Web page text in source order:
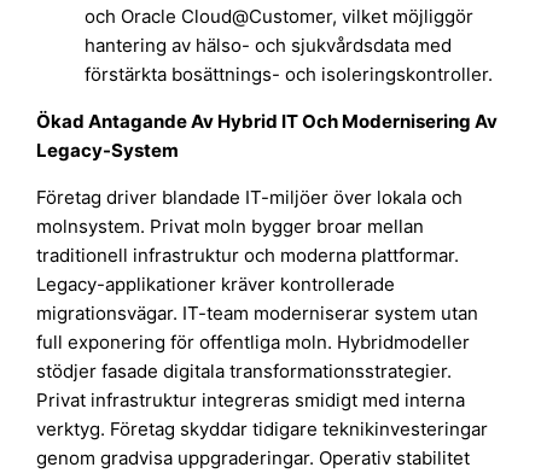
och Oracle Cloud@Customer, vilket möjliggör
hantering av hälso- och sjukvårdsdata med
förstärkta bosättnings- och isoleringskontroller.
Ökad Antagande Av Hybrid IT Och Modernisering Av
Legacy-System
Företag driver blandade IT-miljöer över lokala och
molnsystem. Privat moln bygger broar mellan
traditionell infrastruktur och moderna plattformar.
Legacy-applikationer kräver kontrollerade
migrationsvägar. IT-team moderniserar system utan
full exponering för offentliga moln. Hybridmodeller
stödjer fasade digitala transformationsstrategier.
Privat infrastruktur integreras smidigt med interna
verktyg. Företag skyddar tidigare teknikinvesteringar
genom gradvisa uppgraderingar. Operativ stabilitet